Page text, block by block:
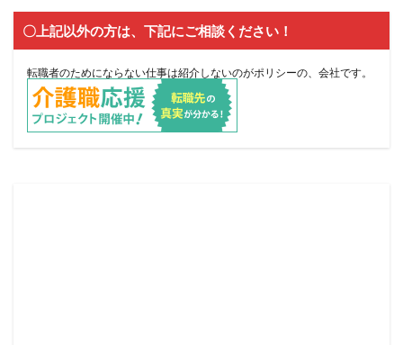
〇上記以外の方は、下記にご相談ください！
転職者のためにならない仕事は紹介しないのがポリシーの、会社です。